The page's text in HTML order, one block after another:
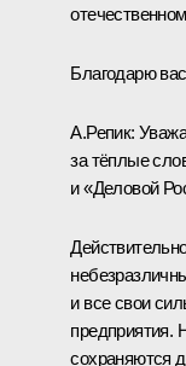
Благодарю
А.Репик:
за тёплые
и «Деловой
и все свои
предприятия.
сохраняются